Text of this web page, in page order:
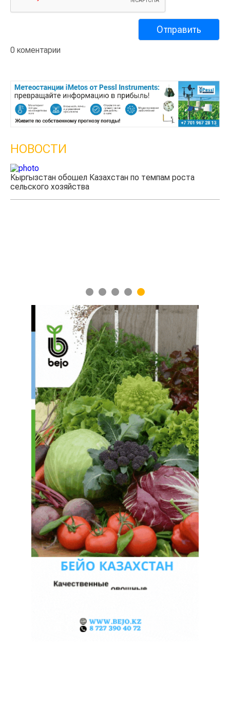
0 коментарии
НОВОСТИ
Казахстанские фермеры заработали $35 млн на
экспорте чечевицы
1 2 3 4 5